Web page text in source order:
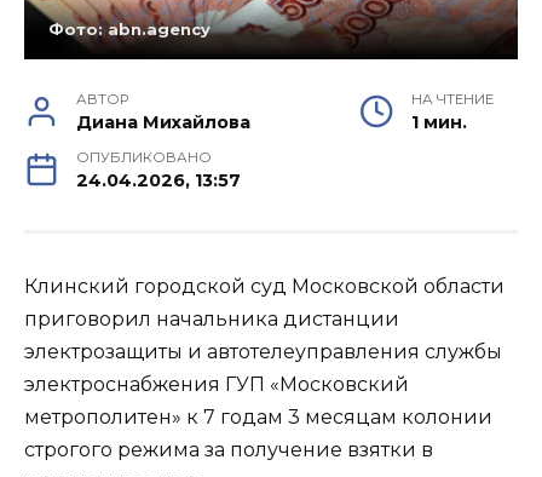
Фото: abn.agency
АВТОР
Диана Михайлова
НА ЧТЕНИЕ
1 мин.
ОПУБЛИКОВАНО
24.04.2026, 13:57
Клинский городской суд Московской области
приговорил начальника дистанции
электрозащиты и автотелеуправления службы
электроснабжения ГУП «Московский
метрополитен» к 7 годам 3 месяцам колонии
строгого режима за получение взятки в